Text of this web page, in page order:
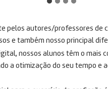
pelos autores/professores de
e também nosso principal
nossos alunos têm o mais
a otimização do seu tempo e